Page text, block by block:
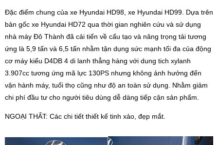
Đặc điểm chung của xe Hyundai HD98, xe Hyundai HD99. Dựa trên
bản gốc xe Hyundai HD72 qua thời gian nghiên cứu và sử dụng
nhà máy Đô Thành đã cải tiến về cấu tạo và nâng trọng tải tương
ứng là 5,9 tấn và 6,5 tấn nhằm tận dụng sức mạnh tối đa của động
cơ máy kiểu D4DB 4 di lanh thẳng hàng với dung tich xylanh
3.907cc tương ứng mã lực 130PS nhưng không ảnh hưởng đến
vận hành máy, tuổi thọ cũng như độ an toàn sử dụng. Nhằm giảm
chi phí đầu tư cho người tiêu dùng dễ dàng tiếp cận sản phẩm.
NGOẠI THẤT: Các chi tiết thiết kế tinh xảo, đẹp mắt.